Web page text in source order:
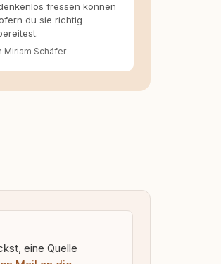
fressen können
du sie richtig
Miriam Schäfer
eine Quelle